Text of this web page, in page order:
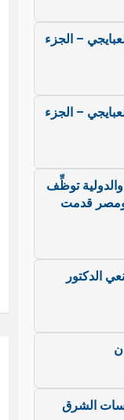
– الجزء
– الجزء
والدولية توظِّف
ومصر قدمت
الدكتور
الشرق